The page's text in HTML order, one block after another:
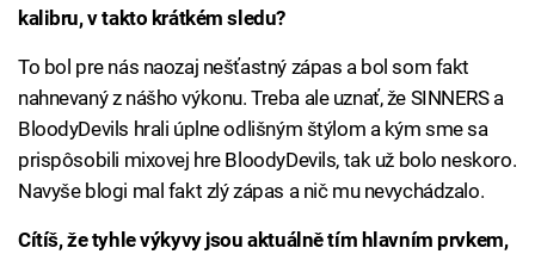
kalibru, v takto krátkém sledu?
To bol pre nás naozaj nešťastný zápas a bol som fakt
nahnevaný z nášho výkonu. Treba ale uznať, že SINNERS a
BloodyDevils hrali úplne odlišným štýlom a kým sme sa
prispôsobili mixovej hre BloodyDevils, tak už bolo neskoro.
Navyše blogi mal fakt zlý zápas a nič mu nevychádzalo.
Cítíš, že tyhle výkyvy jsou aktuálně tím hlavním prvkem,